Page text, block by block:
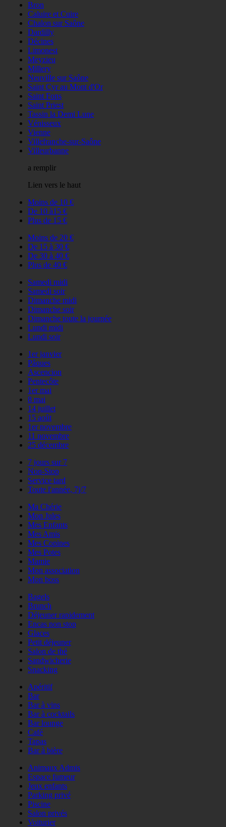
Bron
Caluire et Cuire
Chalon sur Saône
Dardilly
Décines
Limonest
Meyzieu
Millery
Neuville sur Saône
Saint Cyr au Mont d'Or
Saint Fons
Saint Priest
Tassin la Demi Lune
Vénisseux
Vienne
Villefranche-sur-Saône
Villeurbanne
a remplir
Lien vers le haut
Moins de 10 €
De 10 à15 €
Plus de 15 €
Moins de 20 €
De 15 à 30 €
De 30 à 40 €
Plus de 40 €
Samedi midi
Samedi soir
Dimanche midi
Dimanche soir
Dimanche toute la journée
Lundi midi
Lundi soir
1er janvier
Pâques
Ascencion
Pentecôte
1er mai
8 mai
14 juillet
15 août
1er novembre
11 novembre
25 décembre
7 jours sur 7
Non-Stop
Service tard
Toute l'année, 7j/7
Ma Chérie
Mon Jules
Mes Enfants
Mes Amis
Mes Copines
Mes Potes
Mamie
Mon association
Mon boss
Bagels
Brunch
Déjeuner rapidement
Encas non stop
Glaces
Petit déjeuner
Salon de thé
Sandwicherie
Snacking
Apéritif
Bar
Bar à vins
Bar à cocktails
Bar lounge
Café
Tapas
Bar à bière
Animaux Admis
Espace fumeur
Jeux enfants
Parking privé
Piscine
Salon privés
Voiturier